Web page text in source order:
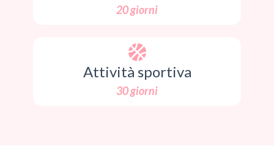
20 giorni
Attività sportiva
30 giorni